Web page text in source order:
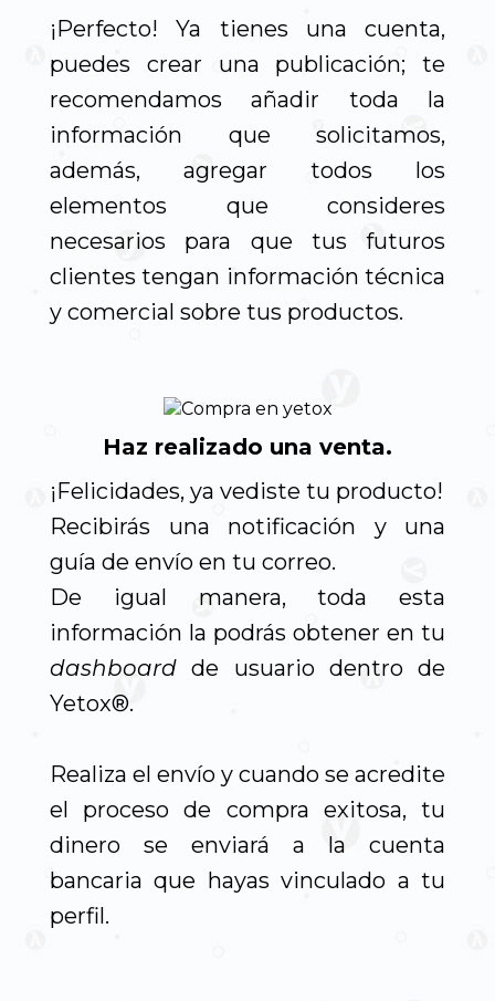
¡Perfecto! Ya tienes una cuenta,
puedes crear una publicación; te
recomendamos añadir toda la
información que solicitamos,
además, agregar todos los
elementos que consideres
necesarios para que tus futuros
clientes tengan información técnica
y comercial sobre tus productos.
Haz realizado una venta.
¡Felicidades, ya vediste tu producto!
Recibirás una notificación y una
guía de envío en tu correo.
De igual manera, toda esta
información la podrás obtener en tu
dashboard de usuario dentro de
Yetox®.
Realiza el envío y cuando se acredite
el proceso de compra exitosa, tu
dinero se enviará a la cuenta
bancaria que hayas vinculado a tu
perfil.